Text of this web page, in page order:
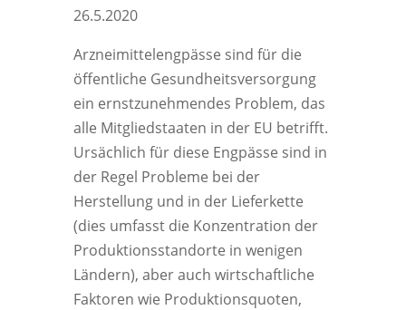
26.5.2020
Arzneimittelengpässe sind für die
öffentliche Gesundheitsversorgung
ein ernstzunehmendes Problem, das
alle Mitgliedstaaten in der EU betrifft.
Ursächlich für diese Engpässe sind in
der Regel Probleme bei der
Herstellung und in der Lieferkette
(dies umfasst die Konzentration der
Produktionsstandorte in wenigen
Ländern), aber auch wirtschaftliche
Faktoren wie Produktionsquoten,